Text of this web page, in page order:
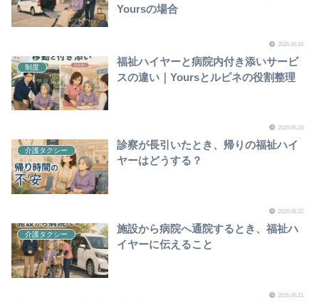
Yoursの場合
2026.06.24
制度
福祉ハイヤーと病院内付き添いサービ
スの違い｜Yoursとルピネの役割整理
2026.06.23
介護タクシー
診察が長引いたとき、帰りの福祉ハイ
ヤーはどうする？
2026.06.22
介護タクシー
施設から病院へ通院するとき、福祉ハ
イヤーに伝えること
2026.06.21